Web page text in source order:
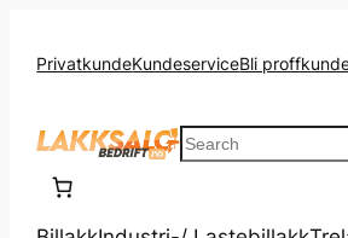
PrivatkundeKundeserviceBli
Search